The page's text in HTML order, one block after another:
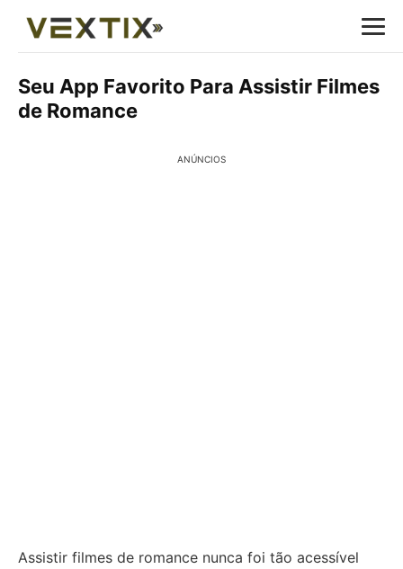
Seu App Favorito Para Assistir Filmes
de Romance
ANÚNCIOS
Assistir filmes de romance nunca foi tão acessível